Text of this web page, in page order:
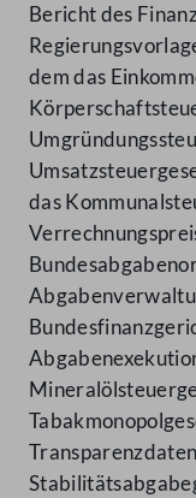
Bericht des
dem das
das